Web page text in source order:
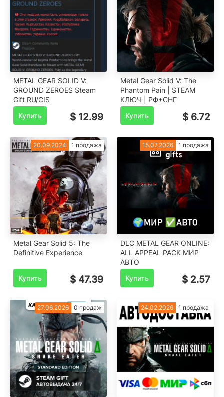
METAL GEAR SOLID V:
GROUND ZEROES Steam
Gift RU/CIS
Купить
$ 12.99
Metal Gear Solid V: The
Phantom Pain | STEAM
КЛЮЧ | РФ+СНГ
Купить
$ 6.72
20.09.2024 1 продажа
Metal Gear Solid 5: The
Definitive Experience
Купить $ 47.39
15.07.2026 1 продажа
DLC METAL GEAR ONLINE:
ALL APPEAL PACK МИР
АВТО
Купить
$ 2.57
27.06.2026 0 продаж 24.02.2026 1 продажа